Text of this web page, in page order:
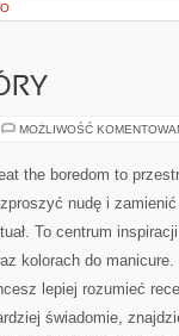
MOŻLIWOŚĆ
the boredom to
nudę i
To centrum
kolorach do
lepiej rozumieć
świadomie,